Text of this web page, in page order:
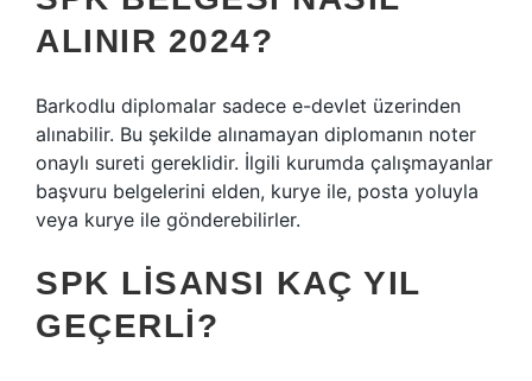
ALINIR 2024?
Barkodlu diplomalar sadece e-devlet üzerinden
alınabilir. Bu şekilde alınamayan diplomanın noter
onaylı sureti gereklidir. İlgili kurumda çalışmayanlar
başvuru belgelerini elden, kurye ile, posta yoluyla
veya kurye ile gönderebilirler.
SPK LISANSI KAÇ YIL
GEÇERLI?